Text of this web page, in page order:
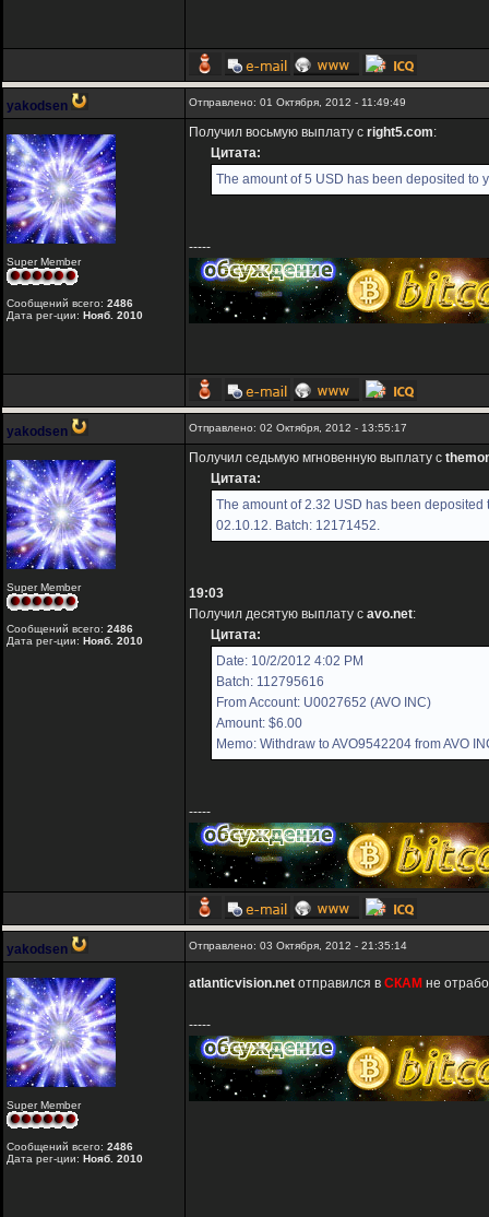
yakodsen Отправлено: 01 Октября, 2012 - 11:49:49
Super Member
Сообщений всего: 2486
Дата рег-ции: Нояб. 2010
Получил восьмую выплату с right5.com:
Цитата:
The amount of 5 USD has been deposited to
-----
yakodsen Отправлено: 02 Октября, 2012 - 13:55:17
Super Member
Сообщений всего: 2486
Дата рег-ции: Нояб. 2010
Получил седьмую мгновенную выплату с
Цитата:
The amount of 2.32 USD has been
02.10.12. Batch: 12171452.
19:03
Получил десятую выплату с avo.net:
Цитата:
Date: 10/2/2012 4:02 PM
Batch: 112795616
From Account: U0027652 (AVO INC)
Amount: $6.00
Memo: Withdraw to AVO9542204 from AVO
-----
yakodsen Отправлено: 03 Октября, 2012 - 21:35:14
Super Member
Сообщений всего: 2486
Дата рег-ции: Нояб. 2010
atlanticvision.net отправился в СКАМ не
-----